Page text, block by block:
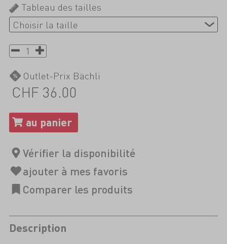
Tableau des tailles
Outlet-Prix Bächli
CHF 36.00
Description